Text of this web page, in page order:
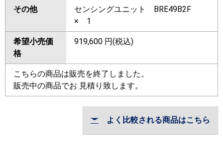
その他
センシングユニット BRE49B2F
× 1
希望小売価
格
919,600 円(税込)
こちらの商品は販売を終了しました。
販売中の商品でお 見積り致します。
よく比較される商品はこちら